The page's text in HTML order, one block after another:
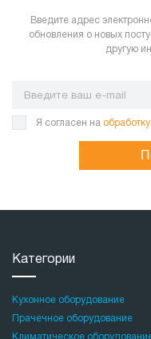
Введите адрес
обновления о новых
другую
Я согласен на
Категории
Кухонное оборудование
Прачечное оборудование